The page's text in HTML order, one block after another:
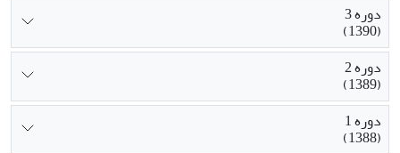
دوره 3
(1390)
دوره 2
(1389)
دوره 1
(1388)